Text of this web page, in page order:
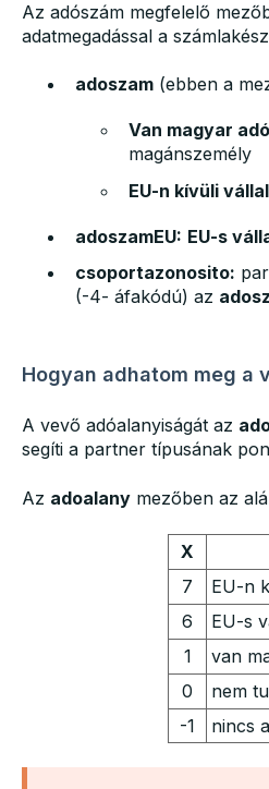
Az adószám megfelelő
adatmegadással a
adoszam(ebben a
Van magyar
magánszemély
EU-n kívüli
adoszamEU: EU-s
csoportazonosito:
(-4- áfakódú) az
Hogyan adhatom meg a
A vevő adóalanyiságát az
segíti a partner típusának
Az adoalanymezőben az
X
7
EU-n
6
EU-s
1
van
0​
nem
-1
nincs